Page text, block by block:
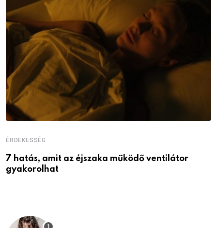
ÉRDEKESSÉG
7 hatás, amit az éjszaka működő ventilátor
gyakorolhat